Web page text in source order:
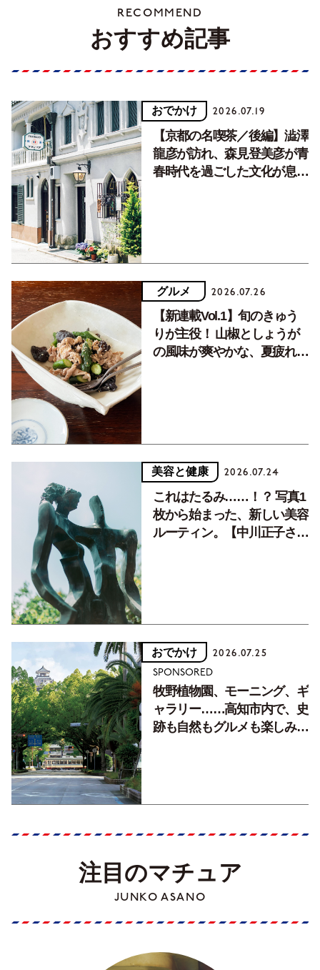
RECOMMEND
おすすめ記事
おでかけ 2026.07.19
【京都の名喫茶／後編】澁澤
龍彦が訪れ、森見登美彦が青
春時代を過ごした文化が息づ
グルメ 2026.07.26
【新連載Vol.1】旬のきゅう
りが主役！ 山椒としょうが
の風味が爽やかな、夏疲れを
美容と健康 2026.07.24
これはたるみ……！？ 写真1
枚から始まった、新しい美容
ルーティン。【中川正子さん
おでかけ 2026.07.25
SPONSORED
牧野植物園、モーニング、ギ
ャラリー……高知市内で、史
跡も自然もグルメも楽しみ尽
注目のマチュア
JUNKO ASANO